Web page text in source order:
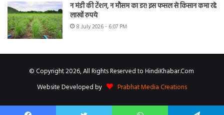
न मंडी की टेंशन, न मौसम का डर! इस फसल से किसान कमा रहे
लाखों रुपये
8 July 2026 - 6:07 PM
© Copyright 2026, All Rights Reserved to HindiKhabar.Com
Website Developed by
Prabhat Media Creations